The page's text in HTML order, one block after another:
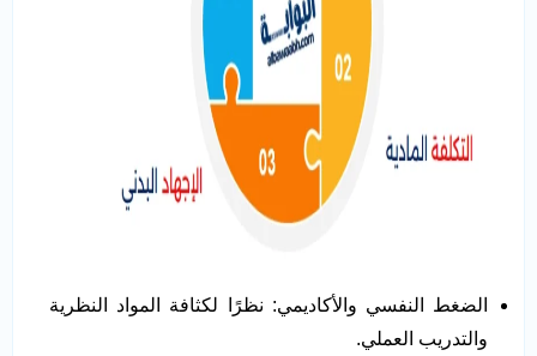
الضغط النفسي والأكاديمي: نظرًا لكثافة المواد النظرية
والتدريب العملي.